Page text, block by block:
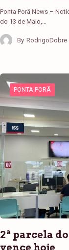
Ponta Porã News –
do 13 de Maio,…
By RodrigoDobre
PONTA PORÃ
2ª parcela
vence hoje